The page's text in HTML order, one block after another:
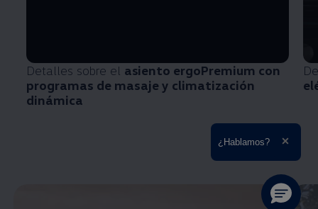
Detalles sobre el asiento ergoPremium con
programas de masaje y climatización
dinámica
¿Hablamos?
Ampliar el texto